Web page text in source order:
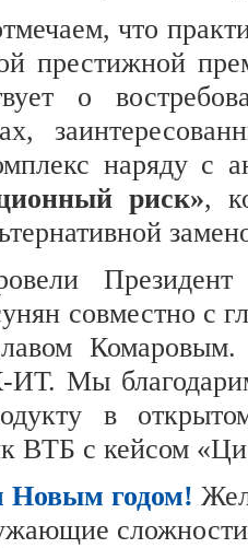
что
престижной
о
наряду с
риск»,
совместно с
Мы
в
ВТБ с кейсом
годом!